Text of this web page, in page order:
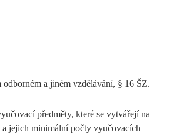
a jiném vzdělávání, § 16 ŠZ.
předměty, které se vytvářejí na
a jejich minimální počty vyučovacích